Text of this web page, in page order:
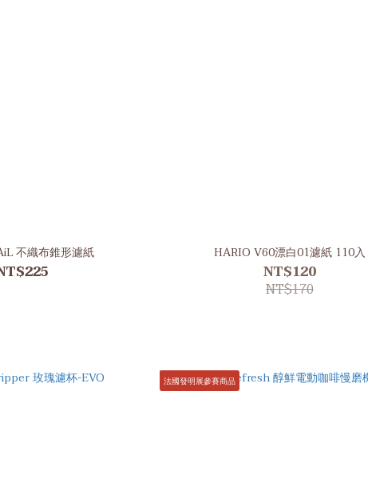
不織布錐形濾紙 HARIO V60漂白01濾紙 110入
NT$120
NT$170
法國發明展參賽商品